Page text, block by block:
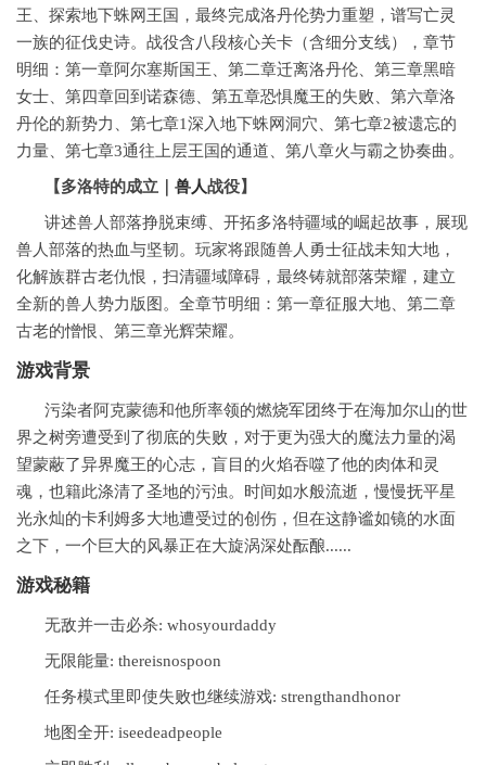
王、探索地下蛛网王国，最终完成洛丹伦势力重塑，谱写亡灵
一族的征伐史诗。战役含八段核心关卡（含细分支线），章节
明细：第一章阿尔塞斯国王、第二章迁离洛丹伦、第三章黑暗
女士、第四章回到诺森德、第五章恐惧魔王的失败、第六章洛
丹伦的新势力、第七章1深入地下蛛网洞穴、第七章2被遗忘的
力量、第七章3通往上层王国的通道、第八章火与霸之协奏曲。
【多洛特的成立｜ 兽人战役】
讲述兽人部落挣脱束缚、开拓多洛特疆域的崛起故事，展现
兽人部落的热血与坚韧。玩家将跟随兽人勇士征战未知大地，
化解族群古老仇恨，扫清疆域障碍，最终铸就部落荣耀，建立
全新的兽人势力版图。全章节明细：第一章征服大地、第二章
古老的憎恨、第三章光辉荣耀。
游戏背景
污染者阿克蒙德和他所率领的燃烧军团终于在海加尔山的世
界之树旁遭受到了彻底的失败，对于更为强大的魔法力量的渴
望蒙蔽了异界魔王的心志，盲目的火焰吞噬了他的肉体和灵
魂，也籍此涤清了圣地的污浊。时间如水般流逝，慢慢抚平星
光永灿的卡利姆多大地遭受过的创伤，但在这静谧如镜的水面
之下，一个巨大的风暴正在大旋涡深处酝酿......
游戏秘籍
无敌并一击必杀: whosyourdaddy
无限能量: thereisnospoon
任务模式里即使失败也继续游戏: strengthandhonor
地图全开: iseedeadpeople